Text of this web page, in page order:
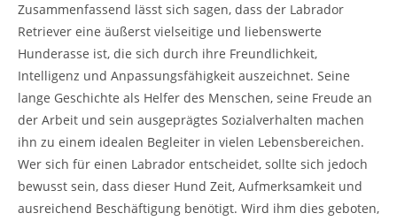
Zusammenfassend lässt sich sagen, dass der Labrador
Retriever eine äußerst vielseitige und liebenswerte
Hunderasse ist, die sich durch ihre Freundlichkeit,
Intelligenz und Anpassungsfähigkeit auszeichnet. Seine
lange Geschichte als Helfer des Menschen, seine Freude an
der Arbeit und sein ausgeprägtes Sozialverhalten machen
ihn zu einem idealen Begleiter in vielen Lebensbereichen.
Wer sich für einen Labrador entscheidet, sollte sich jedoch
bewusst sein, dass dieser Hund Zeit, Aufmerksamkeit und
ausreichend Beschäftigung benötigt. Wird ihm dies geboten,